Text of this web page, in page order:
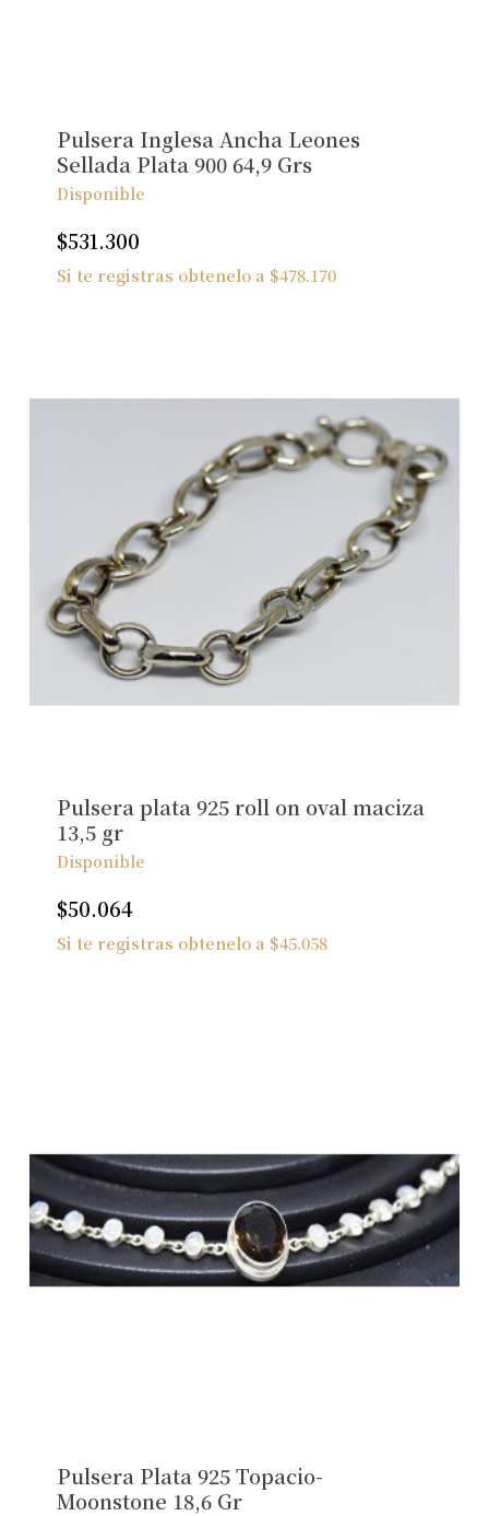
Pulsera Inglesa Ancha Leones
Sellada Plata 900 64,9 Grs
Disponible
$531.300
Si te registras obtenelo a $478.170
Pulsera plata 925 roll on oval maciza
13,5 gr
Disponible
$50.064
Si te registras obtenelo a $45.058
Pulsera Plata 925 Topacio-
Moonstone 18,6 Gr